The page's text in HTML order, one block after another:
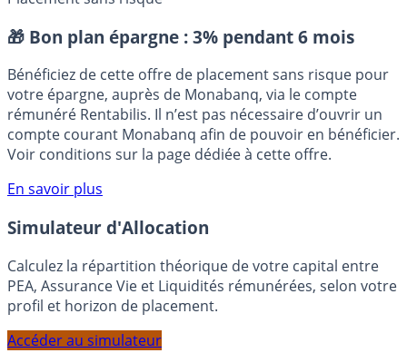
Placement sans risque
🎁 Bon plan épargne : 3% pendant 6 mois
Bénéficiez de cette offre de placement sans risque pour
votre épargne, auprès de Monabanq, via le compte
rémunéré Rentabilis. Il n’est pas nécessaire d’ouvrir un
Voir conditions sur la page dédiée à cette offre.
En savoir plus
Simulateur d'Allocation
Calculez la répartition théorique de votre capital entre
profil et horizon de placement.